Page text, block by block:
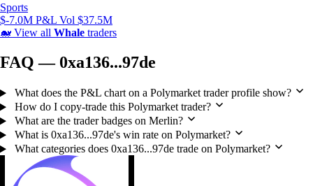
Sports
$-7.0M P&L Vol $37.5M
🐋 View all Whale traders
FAQ — 0xa136...97de
What does the P&L chart on a Polymarket trader profile show?
How do I copy-trade this Polymarket trader?
What are the trader badges on Merlin?
What is 0xa136...97de's win rate on Polymarket?
What categories does 0xa136...97de trade on Polymarket?